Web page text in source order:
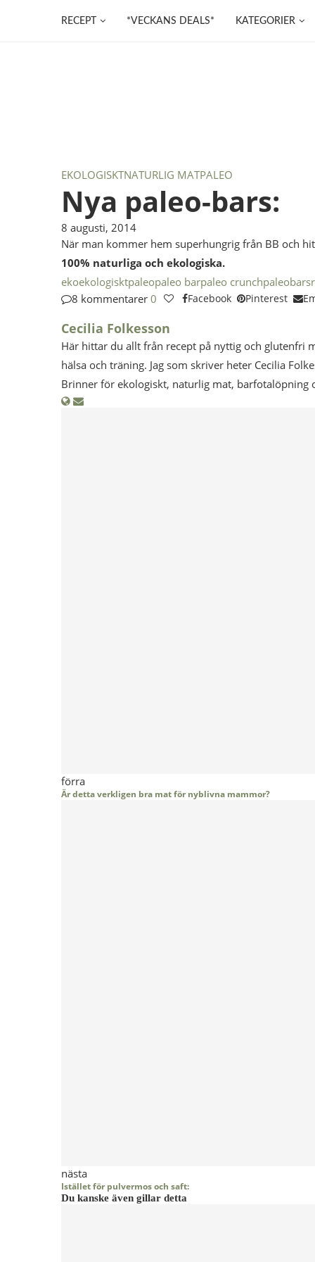
RECEPT *VECKANS DEALS* KATEGORIER
EKOLOGISKTNATURLIG MATPALEO
Nya paleo-bars:
8 augusti, 2014
När man kommer hem superhungrig från BB och
100% naturliga och ekologiska.
ekoekologisktpaleopaleo barpaleo crunchpaleobars
8 kommentarer 0 Facebook Pinterest
Cecilia Folkesson
Här hittar du allt från recept på nyttig och glutenfri
hälsa och träning. Jag som skriver heter Cecilia
Brinner för ekologiskt, naturlig mat, barfotalöpning
förra
Är detta verkligen bra mat för nyblivna mammor?
nästa
Istället för pulvermos och saft:
Du kanske även gillar detta